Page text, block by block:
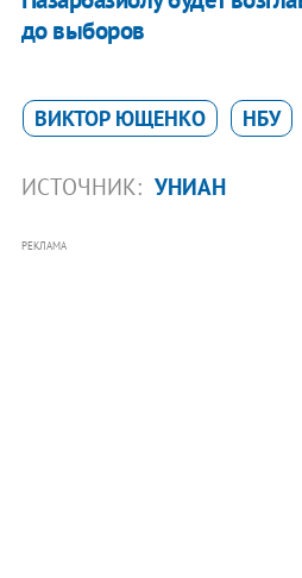
до выборов
ВИКТОР ЮЩЕНКО НБУ
ИСТОЧНИК: УНИАН
РЕКЛАМА